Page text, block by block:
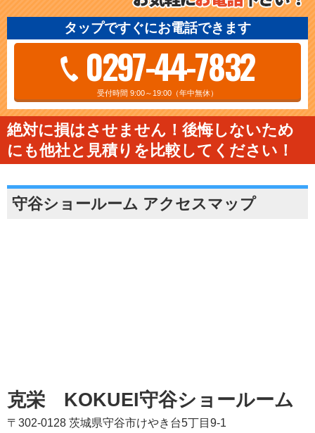
タップですぐにお電話できます
0297-44-7832
受付時間 9:00～19:00（年中無休）
絶対に損はさせません！後悔しないため
にも他社と見積りを比較してください！
守谷ショールーム アクセスマップ
克栄 KOKUEI守谷ショールーム
〒302-0128 茨城県守谷市けやき台5丁目9-1